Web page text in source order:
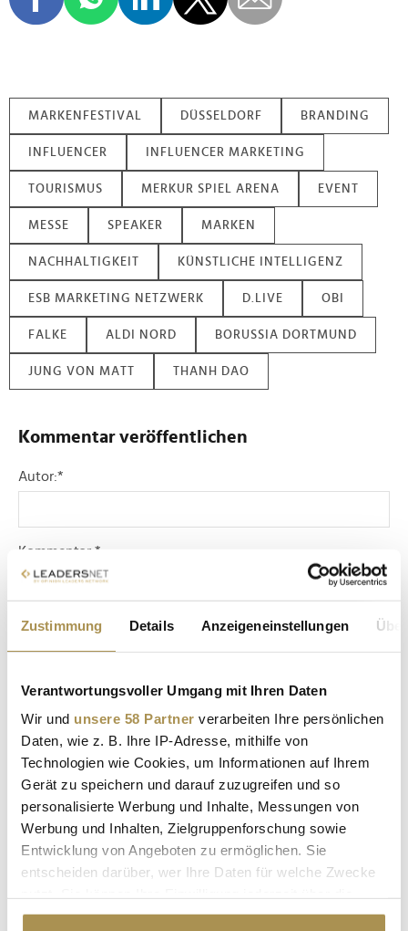
Zustimmung Details Anzeigeneinstellungen
Verantwortungsvoller Umgang mit Ihren Daten
Wir und unsere 58 Partner verarbeiten Ihre persönlichen
Daten, wie z. B. Ihre IP-Adresse, mithilfe von
Technologien wie Cookies, um Informationen auf Ihrem
Gerät zu speichern und darauf zuzugreifen und so
personalisierte Werbung und Inhalte, Messungen von
Werbung und Inhalten, Zielgruppenforschung sowie
Entwicklung von Angeboten zu ermöglichen. Sie
entscheiden darüber, wer Ihre Daten für welche Zwecke
Cookie-Erklärung oder durch Klicken auf das Privacy
MARKENFESTIVAL DÜSSELDORF BRANDING
INFLUENCER INFLUENCER MARKETING
TOURISMUS MERKUR SPIEL ARENA EVENT
MESSE SPEAKER MARKEN
NACHHALTIGKEIT KÜNSTLICHE INTELLIGENZ
ESB MARKETING NETZWERK D.LIVE OBI
FALKE ALDI NORD BORUSSIA DORTMUND
JUNG VON MATT THANH DAO
Kommentar veröffentlichen
Autor:*
Kommentar: *